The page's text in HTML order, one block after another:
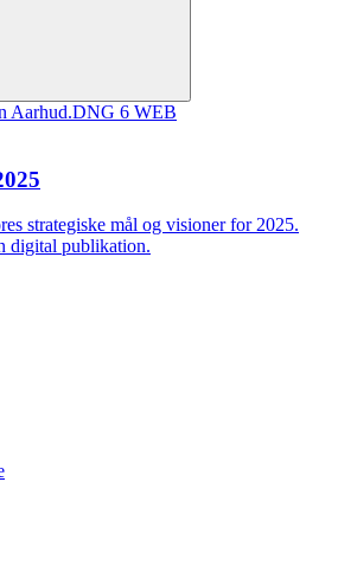
strategiske mål og visioner for 2025.
digital publikation.